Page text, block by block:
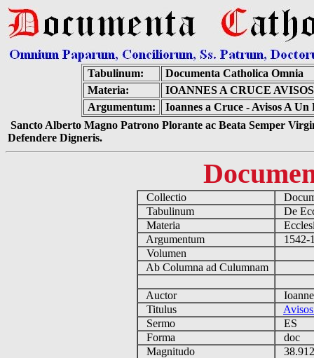
Tabulinum:
Documenta Catholica Omnia
Materia:
IOANNES A CRUCE
Argumentum:
Ioannes a Cruce - Avisos A
Sancto Alberto Magno Patrono Plorante ac Beata Semper
Defendere Digneris.
Collectio
Tabulinum
De
Materia
Argumentum
1542-
Volumen
Ab Columna ad Culumnam
Auctor
Titulus
Sermo
ES
Forma
doc
Magnitudo